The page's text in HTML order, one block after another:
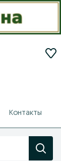
Контакты